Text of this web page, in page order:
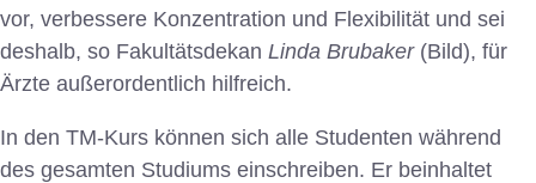
vor, verbessere Konzentration und Flexibilität und sei
deshalb, so Fakultätsdekan Linda Brubaker(Bild), für
Ärzte außerordentlich hilfreich.
In den TM-Kurs können sich alle Studenten während
des gesamten Studiums einschreiben. Er beinhaltet